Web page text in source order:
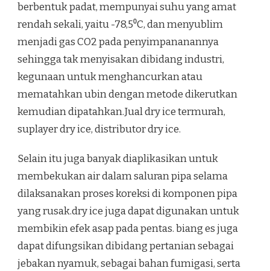
berbentuk padat, mempunyai suhu yang amat
rendah sekali, yaitu -78,5⁰C, dan menyublim
menjadi gas CO2 pada penyimpananannya
sehingga tak menyisakan dibidang industri,
kegunaan untuk menghancurkan atau
mematahkan ubin dengan metode dikerutkan
kemudian dipatahkan.Jual dry ice termurah,
suplayer dry ice, distributor dry ice.
Selain itu juga banyak diaplikasikan untuk
membekukan air dalam saluran pipa selama
dilaksanakan proses koreksi di komponen pipa
yang rusak.dry ice juga dapat digunakan untuk
membikin efek asap pada pentas. biang es juga
dapat difungsikan dibidang pertanian sebagai
jebakan nyamuk, sebagai bahan fumigasi, serta